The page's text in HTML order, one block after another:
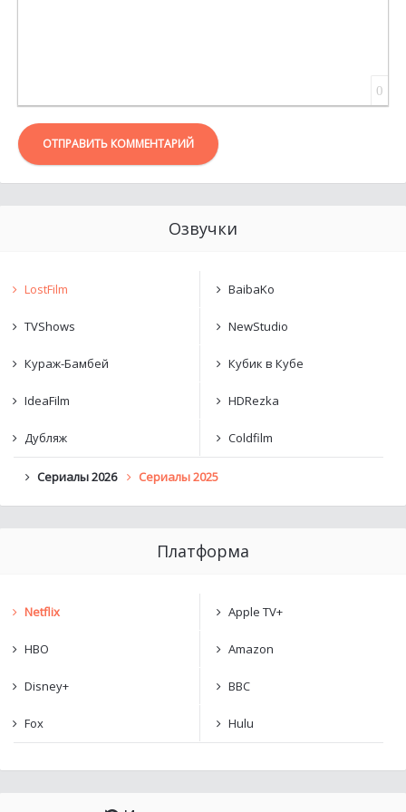
0
ОТПРАВИТЬ КОММЕНТАРИЙ
Озвучки
LostFilm BaibaKo
TVShows NewStudio
Кураж-Бамбей Кубик в Кубе
IdeaFilm HDRezka
Дубляж Coldfilm
Сериалы 2026 Сериалы 2025
Платформа
Netflix Apple TV+
HBO Amazon
Disney+ BBC
Fox Hulu